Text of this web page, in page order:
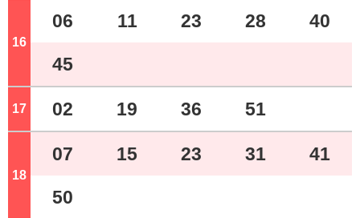
16
06 11 23 28 40
45
17 02 19 36 51
18
07 15 23 31 41
50